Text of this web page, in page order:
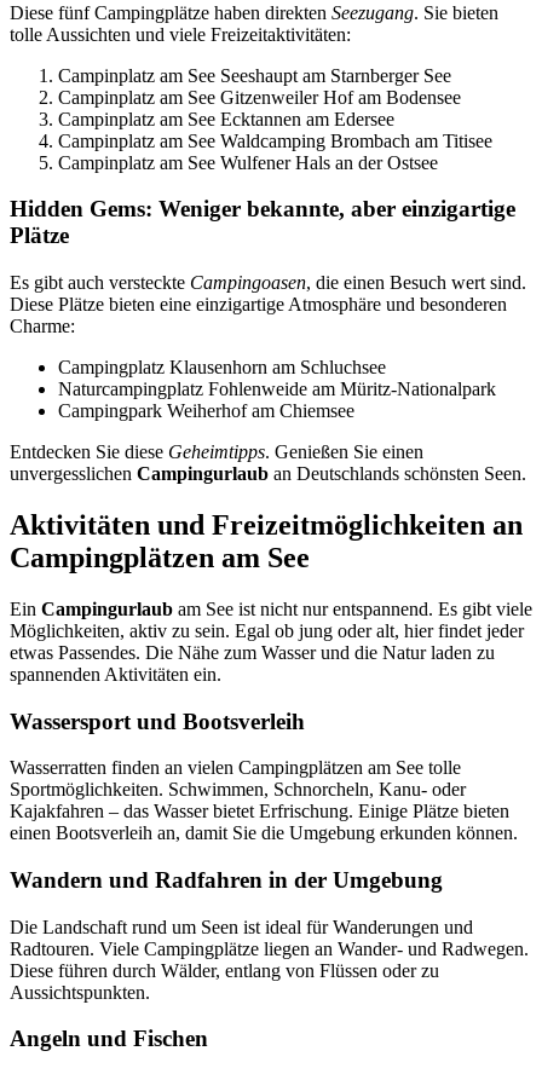
Diese fünf Campingplätze haben direkten Seezugang. Sie bieten
tolle Aussichten und viele Freizeitaktivitäten:
Campinplatz am See Seeshaupt am Starnberger See
Campinplatz am See Gitzenweiler Hof am Bodensee
Campinplatz am See Ecktannen am Edersee
Campinplatz am See Waldcamping Brombach am Titisee
Campinplatz am See Wulfener Hals an der Ostsee
Hidden Gems: Weniger bekannte, aber einzigartige
Plätze
Es gibt auch versteckte Campingoasen, die einen Besuch wert sind.
Diese Plätze bieten eine einzigartige Atmosphäre und besonderen
Charme:
Campingplatz Klausenhorn am Schluchsee
Naturcampingplatz Fohlenweide am Müritz-Nationalpark
Campingpark Weiherhof am Chiemsee
Entdecken Sie diese Geheimtipps. Genießen Sie einen
unvergesslichen Campingurlaub an Deutschlands schönsten Seen.
Aktivitäten und Freizeitmöglichkeiten an
Campingplätzen am See
Ein Campingurlaub am See ist nicht nur entspannend. Es gibt viele
Möglichkeiten, aktiv zu sein. Egal ob jung oder alt, hier findet jeder
etwas Passendes. Die Nähe zum Wasser und die Natur laden zu
spannenden Aktivitäten ein.
Wassersport und Bootsverleih
Wasserratten finden an vielen Campingplätzen am See tolle
Sportmöglichkeiten. Schwimmen, Schnorcheln, Kanu- oder
Kajakfahren – das Wasser bietet Erfrischung. Einige Plätze bieten
einen Bootsverleih an, damit Sie die Umgebung erkunden können.
Wandern und Radfahren in der Umgebung
Die Landschaft rund um Seen ist ideal für Wanderungen und
Radtouren. Viele Campingplätze liegen an Wander- und Radwegen.
Diese führen durch Wälder, entlang von Flüssen oder zu
Aussichtspunkten.
Angeln und Fischen